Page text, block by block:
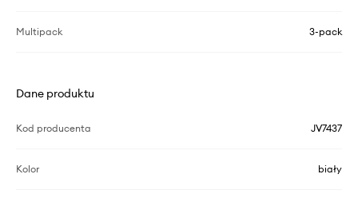
Multipack 3-pack
Dane produktu
Kod producenta JV7437
Kolor biały